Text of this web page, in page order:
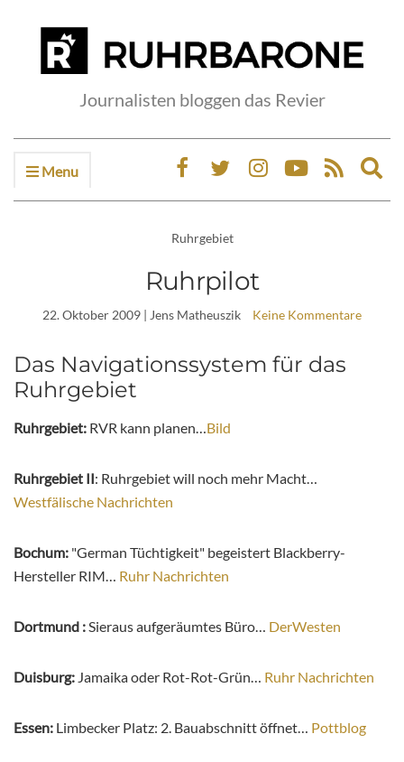
Journalisten bloggen das Revier
Menu
Ruhrgebiet
Ruhrpilot
22. Oktober 2009 | Jens Matheuszik Keine Kommentare
Das Navigationssystem für das
Ruhrgebiet
Ruhrgebiet: RVR kann planen…Bild
Ruhrgebiet II: Ruhrgebiet will noch mehr Macht…
Westfälische Nachrichten
Bochum: "German Tüchtigkeit" begeistert Blackberry-
Hersteller RIM… Ruhr Nachrichten
Dortmund :Sieraus aufgeräumtes Büro… DerWesten
Duisburg: Jamaika oder Rot-Rot-Grün… Ruhr Nachrichten
Essen: Limbecker Platz: 2. Bauabschnitt öffnet… Pottblog